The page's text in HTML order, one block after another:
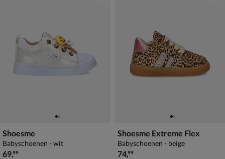
Shoesme
Babyschoenen - wit
€ 69,99
69,99
Shoesme Extreme Flex
Babyschoenen - beige
€ 74,99
74,99